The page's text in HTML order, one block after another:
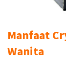
Manfaat
Wanita